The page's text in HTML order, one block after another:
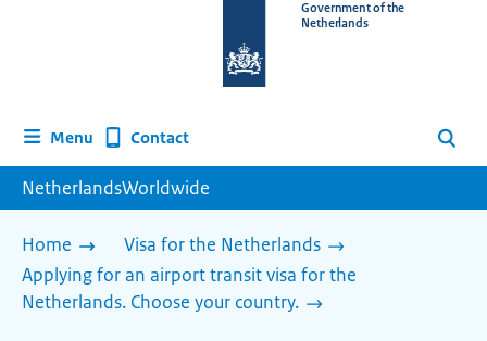
homepage
Government of the
Netherlands
Menu Contact Search
NetherlandsWorldwide
Home
Visa for the Netherlands
Applying for an airport transit visa for the
Netherlands. Choose your country.